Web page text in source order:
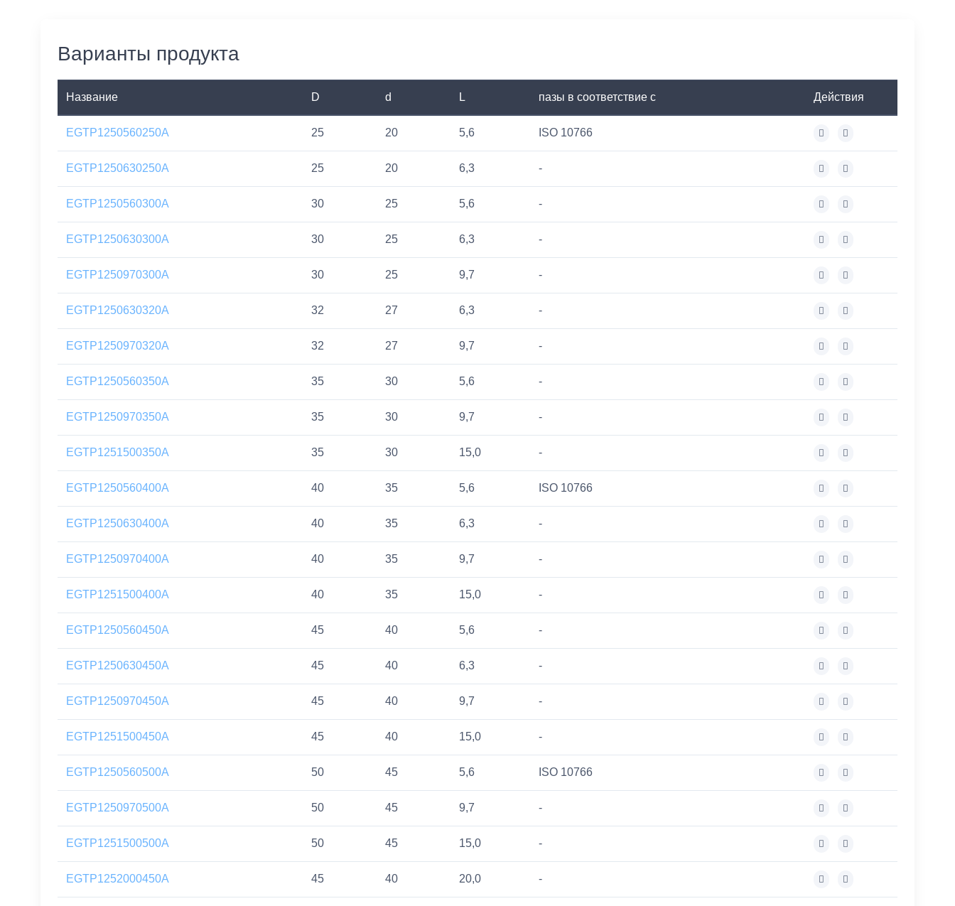
Варианты продукта
Название D d L пазы в соответствие с Действия
EGTP1250560250A 25 20 5,6 ISO 10766
EGTP1250630250A 25 20 6,3 -
EGTP1250560300A 30 25 5,6 -
EGTP1250630300A 30 25 6,3 -
EGTP1250970300A 30 25 9,7 -
EGTP1250630320A 32 27 6,3 -
EGTP1250970320A 32 27 9,7 -
EGTP1250560350A 35 30 5,6 -
EGTP1250970350A 35 30 9,7 -
EGTP1251500350A 35 30 15,0 -
EGTP1250560400A 40 35 5,6 ISO 10766
EGTP1250630400A 40 35 6,3 -
EGTP1250970400A 40 35 9,7 -
EGTP1251500400A 40 35 15,0 -
EGTP1250560450A 45 40 5,6 -
EGTP1250630450A 45 40 6,3 -
EGTP1250970450A 45 40 9,7 -
EGTP1251500450A 45 40 15,0 -
EGTP1250560500A 50 45 5,6 ISO 10766
EGTP1250970500A 50 45 9,7 -
EGTP1251500500A 50 45 15,0 -
EGTP1252000450A 45 40 20,0 -